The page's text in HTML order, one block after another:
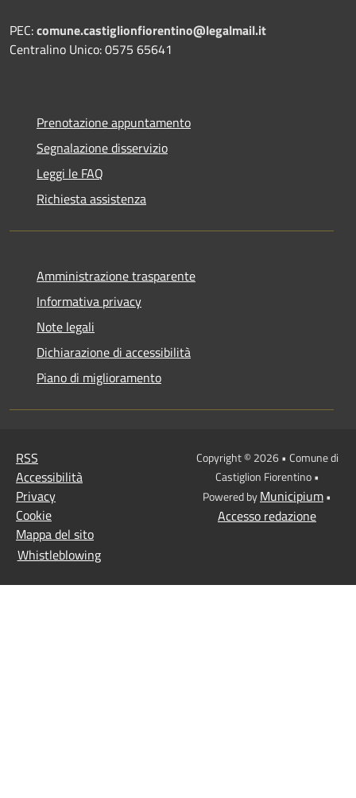
PEC:comune.castiglionfiorentino@legalmail.it
Centralino Unico: 0575 65641
Prenotazione appuntamento
Segnalazione disservizio
Leggi le FAQ
Richiesta assistenza
Amministrazione trasparente
Informativa privacy
Note legali
Dichiarazione di accessibilità
Piano di miglioramento
RSS
Accessibilità
Privacy
Cookie
Mappa del sito
Whistleblowing
Copyright © 2026 • Comune di
Castiglion Fiorentino •
Powered byMunicipium•
Accesso redazione